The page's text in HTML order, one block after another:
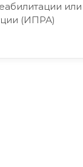
или
(ИПРА)